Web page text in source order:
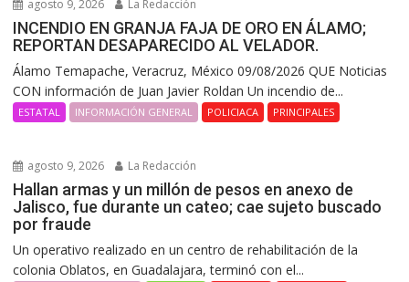
agosto 9, 2026 La Redacción
INCENDIO EN GRANJA FAJA DE ORO EN ÁLAMO;
REPORTAN DESAPARECIDO AL VELADOR.
Álamo Temapache, Veracruz, México 09/08/2026 QUE Noticias
CON información de Juan Javier Roldan Un incendio de...
ESTATAL INFORMACIÓN GENERAL POLICIACA PRINCIPALES
agosto 9, 2026 La Redacción
Hallan armas y un millón de pesos en anexo de
Jalisco, fue durante un cateo; cae sujeto buscado
por fraude
Un operativo realizado en un centro de rehabilitación de la
colonia Oblatos, en Guadalajara, terminó con el...